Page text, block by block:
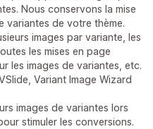
Nous conservons la mise
variantes de votre thème.
images par variante, les
les mises en page
les images de variantes, etc.
Variant Image Wizard
images de variantes lors
stimuler les conversions.